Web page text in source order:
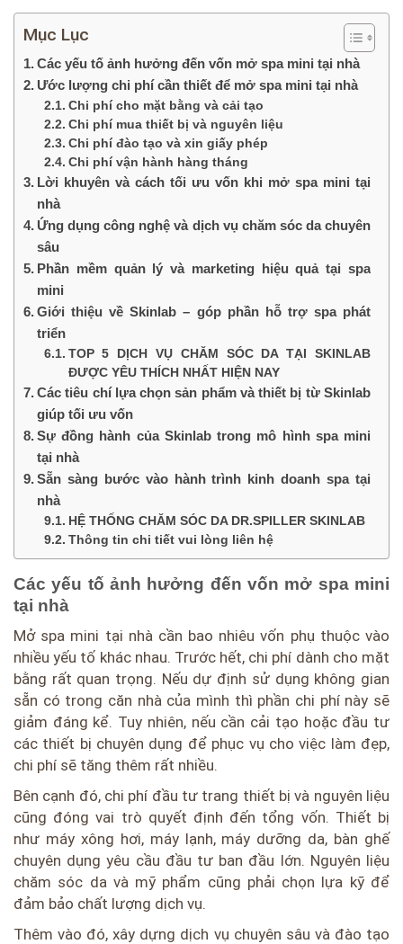
Mục Lục
Các yếu tố ảnh hưởng đến vốn mở spa mini tại nhà
Ước lượng chi phí cần thiết để mở spa mini tại nhà
Chi phí cho mặt bằng và cải tạo
Chi phí mua thiết bị và nguyên liệu
Chi phí đào tạo và xin giấy phép
Chi phí vận hành hàng tháng
Lời khuyên và cách tối ưu vốn khi mở spa mini tại
nhà
Ứng dụng công nghệ và dịch vụ chăm sóc da chuyên
sâu
Phần mềm quản lý và marketing hiệu quả tại spa
mini
Giới thiệu về Skinlab – góp phần hỗ trợ spa phát
triển
TOP 5 DỊCH VỤ CHĂM SÓC DA TẠI SKINLAB
ĐƯỢC YÊU THÍCH NHẤT HIỆN NAY
Các tiêu chí lựa chọn sản phẩm và thiết bị từ Skinlab
giúp tối ưu vốn
Sự đồng hành của Skinlab trong mô hình spa mini
tại nhà
Sẵn sàng bước vào hành trình kinh doanh spa tại
nhà
HỆ THỐNG CHĂM SÓC DA DR.SPILLER SKINLAB
Thông tin chi tiết vui lòng liên hệ
Các yếu tố ảnh hưởng đến vốn mở spa mini
tại nhà
Mở spa mini tại nhà cần bao nhiêu vốn phụ thuộc vào
nhiều yếu tố khác nhau. Trước hết, chi phí dành cho mặt
bằng rất quan trọng. Nếu dự định sử dụng không gian
sẵn có trong căn nhà của mình thì phần chi phí này sẽ
giảm đáng kể. Tuy nhiên, nếu cần cải tạo hoặc đầu tư
các thiết bị chuyên dụng để phục vụ cho việc làm đẹp,
chi phí sẽ tăng thêm rất nhiều.
Bên cạnh đó, chi phí đầu tư trang thiết bị và nguyên liệu
cũng đóng vai trò quyết định đến tổng vốn. Thiết bị
như máy xông hơi, máy lạnh, máy dưỡng da, bàn ghế
chuyên dụng yêu cầu đầu tư ban đầu lớn. Nguyên liệu
chăm sóc da và mỹ phẩm cũng phải chọn lựa kỹ để
đảm bảo chất lượng dịch vụ.
Thêm vào đó, xây dựng dịch vụ chuyên sâu và đào tạo